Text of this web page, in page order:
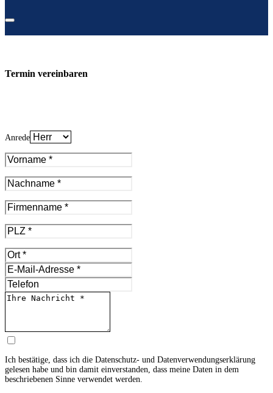
Termin vereinbaren
Anrede
Ich bestätige, dass ich die Datenschutz- und Datenverwendungserklärung
gelesen habe und bin damit einverstanden, dass meine Daten in dem
beschriebenen Sinne verwendet werden.